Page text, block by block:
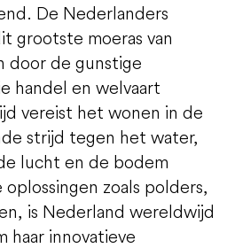
De Nederlanders
grootste moeras van
door de gunstige
handel en welvaart
vereist het wonen in de
strijd tegen het water,
lucht en de bodem
zoals polders,
is Nederland wereldwijd
haar innovatieve